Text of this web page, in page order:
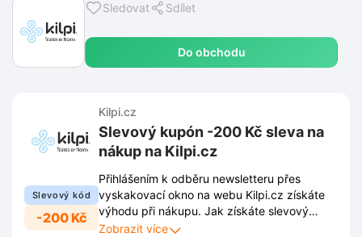
Sledovat Sdílet
Do obchodu
Slevový kód
-200 Kč
Kilpi.cz
Slevový kupón -200 Kč sleva na
nákup na Kilpi.cz
Přihlášením k odběru newsletteru přes
vyskakovací okno na webu Kilpi.cz získáte
výhodu při nákupu. Jak získáte slevový
kupón? Po registraci e-mailové adresy
Zobrazit více